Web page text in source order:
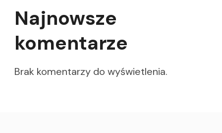
Najnowsze
komentarze
Brak komentarzy do wyświetlenia.